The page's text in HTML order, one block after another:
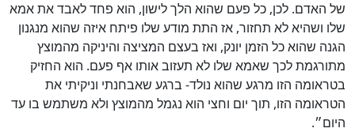
של האדם. לכן, כל פעם שהוא הלך לישון, הוא פחד לאבד את אמא
שלו ושהיא לא תחזור, אז התת מודע שלו פיתח איזה שהוא מנגנון
הגנה שהוא כל הזמן יונק, ואז בעצם המציצה והיניקה מהמוצץ
מתורגמת לכך שאמא שלו לא תעזוב אותו אף פעם. הוא החזיק
בטראומה הזו מרגע שהוא נולד- ברגע שאבחנתי וניקיתי את
הטראומה הזו, תוך יום וחצי הוא נגמל מהמוצץ ולא משתמש בו עד
היום״.